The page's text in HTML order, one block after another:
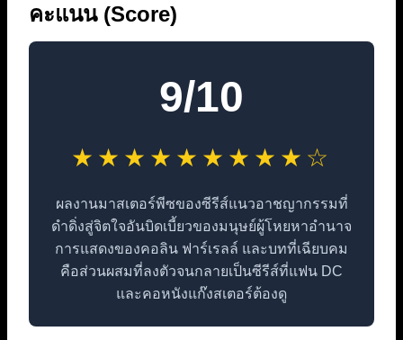
คะแนน (Score)
9/10
★★★★★★★★★☆
ผลงานมาสเตอร์พีซของซีรีส์แนวอาชญากรรมที่
ดำดิ่งสู่จิตใจอันบิดเบี้ยวของมนุษย์ผู้โหยหาอำนาจ
การแสดงของคอลิน ฟาร์เรลล์ และบทที่เฉียบคม
คือส่วนผสมที่ลงตัวจนกลายเป็นซีรีส์ที่แฟน DC
และคอหนังแก๊งสเตอร์ต้องดู